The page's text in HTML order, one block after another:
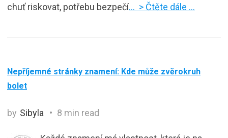
chuť riskovat, potřebu bezpečí… > Čtěte dále …
Nepříjemné stránky znamení: Kde může zvěrokruh
bolet
by Sibyla 8 min read